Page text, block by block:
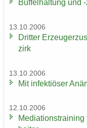
Büf­fel­hal­tung und
13.10.2006
Drit­ter
zirk
13.10.2006
Mit in­fek­tiö­ser
12.10.2006